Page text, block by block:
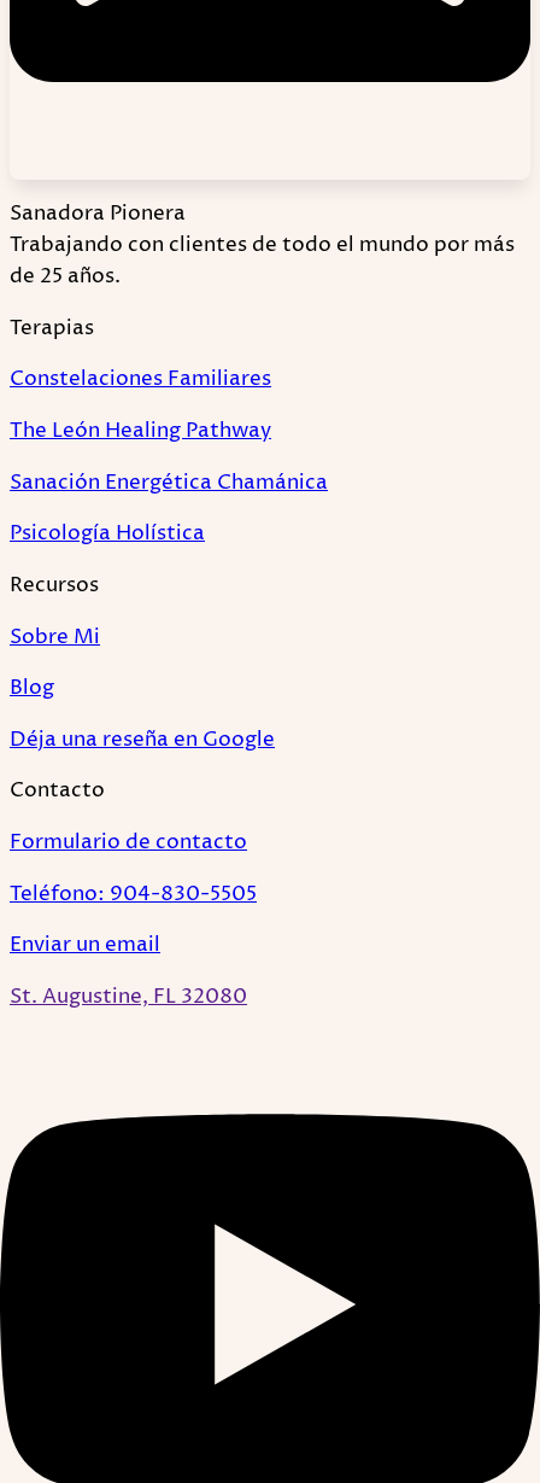
Sanadora Pionera
Trabajando con clientes de todo el mundo por más
de 25 años.
Terapias
Constelaciones Familiares
The León Healing Pathway
Sanación Energética Chamánica
Psicología Holística
Recursos
Sobre Mi
Blog
Déja una reseña en Google
Contacto
Formulario de contacto
Teléfono: 904-830-5505
Enviar un email
St. Augustine, FL 32080